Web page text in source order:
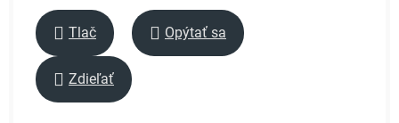
Tlač Opýtať sa
Zdieľať